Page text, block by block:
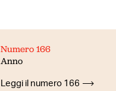
Numero 166
Anno
Leggi il numero 166